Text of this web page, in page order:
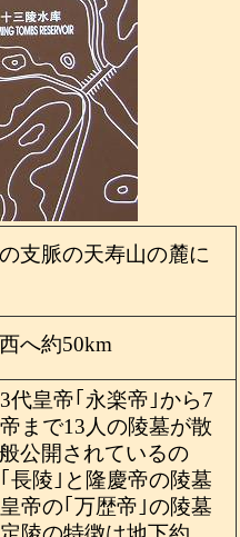
支脈の天寿山の麓に
へ約50km
代皇帝｢永楽帝｣から7
まで13人の陵墓が散
公開されているの
長陵｣と隆慶帝の陵墓
帝の｢万歴帝｣の陵墓